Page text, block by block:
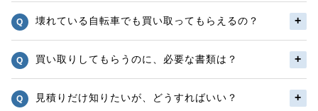
壊れている自転車でも買い取ってもらえるの？
買い取りしてもらうのに、必要な書類は？
見積りだけ知りたいが、どうすればいい？